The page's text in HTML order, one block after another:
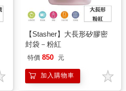
【Stasher】大長形矽膠密
封袋－粉紅
特價 850 元
加入購物車